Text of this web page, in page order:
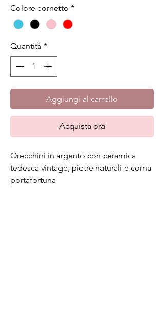
Colore cornetto *
Quantità *
Aggiungi al carrello
Acquista ora
Orecchini in argento con ceramica
tedesca vintage, pietre naturali e corna
portafortuna